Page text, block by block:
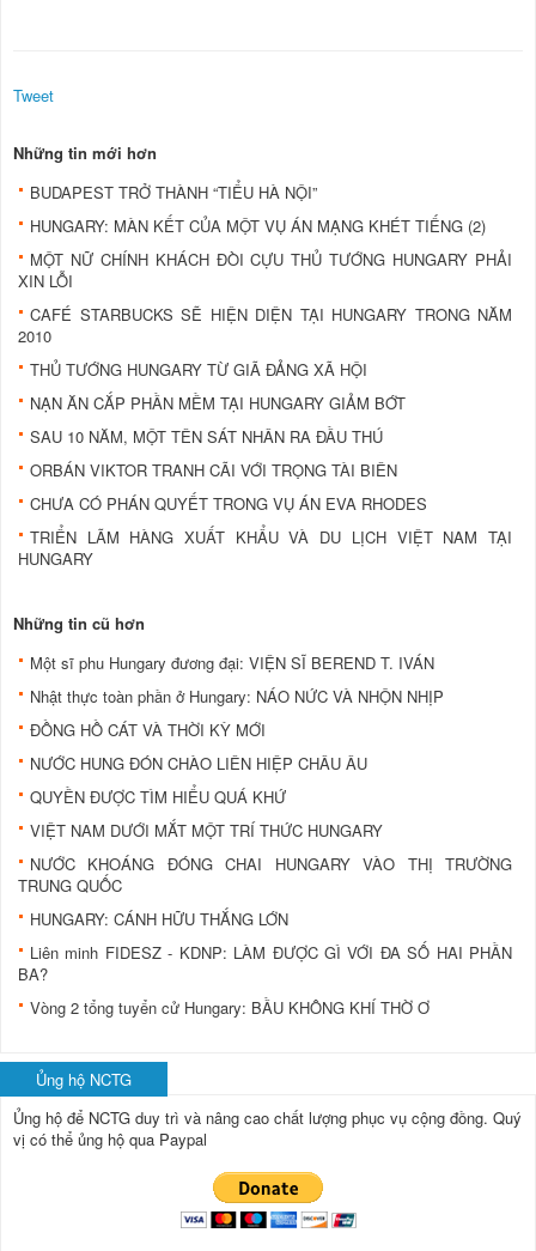
Tweet
Những tin mới hơn
BUDAPEST TRỞ THÀNH “TIỂU HÀ NỘI”
HUNGARY: MÀN KẾT CỦA MỘT VỤ ÁN MẠNG KHÉT TIẾNG (2)
MỘT NỮ CHÍNH KHÁCH ĐÒI CỰU THỦ TƯỚNG HUNGARY PHẢI
XIN LỖI
CAFÉ STARBUCKS SẼ HIỆN DIỆN TẠI HUNGARY TRONG NĂM
2010
THỦ TƯỚNG HUNGARY TỪ GIÃ ĐẢNG XÃ HỘI
NẠN ĂN CẮP PHẦN MỀM TẠI HUNGARY GIẢM BỚT
SAU 10 NĂM, MỘT TÊN SÁT NHÂN RA ĐẦU THÚ
ORBÁN VIKTOR TRANH CÃI VỚI TRỌNG TÀI BIÊN
CHƯA CÓ PHÁN QUYẾT TRONG VỤ ÁN EVA RHODES
TRIỂN LÃM HÀNG XUẤT KHẨU VÀ DU LỊCH VIỆT NAM TẠI
HUNGARY
Những tin cũ hơn
Một sĩ phu Hungary đương đại: VIỆN SĨ BEREND T. IVÁN
Nhật thực toàn phần ở Hungary: NÁO NỨC VÀ NHỘN NHỊP
ĐỒNG HỒ CÁT VÀ THỜI KỲ MỚI
NƯỚC HUNG ĐÓN CHÀO LIÊN HIỆP CHÂU ÂU
QUYỀN ĐƯỢC TÌM HIỂU QUÁ KHỨ
VIỆT NAM DƯỚI MẮT MỘT TRÍ THỨC HUNGARY
NƯỚC KHOÁNG ĐÓNG CHAI HUNGARY VÀO THỊ TRƯỜNG
TRUNG QUỐC
HUNGARY: CÁNH HỮU THẮNG LỚN
Liên minh FIDESZ - KDNP: LÀM ĐƯỢC GÌ VỚI ĐA SỐ HAI PHẦN
BA?
Vòng 2 tổng tuyển cử Hungary: BẦU KHÔNG KHÍ THỜ Ơ
Ủng hộ NCTG
Ủng hộ để NCTG duy trì và nâng cao chất lượng phục vụ cộng đồng. Quý
vị có thể ủng hộ qua Paypal